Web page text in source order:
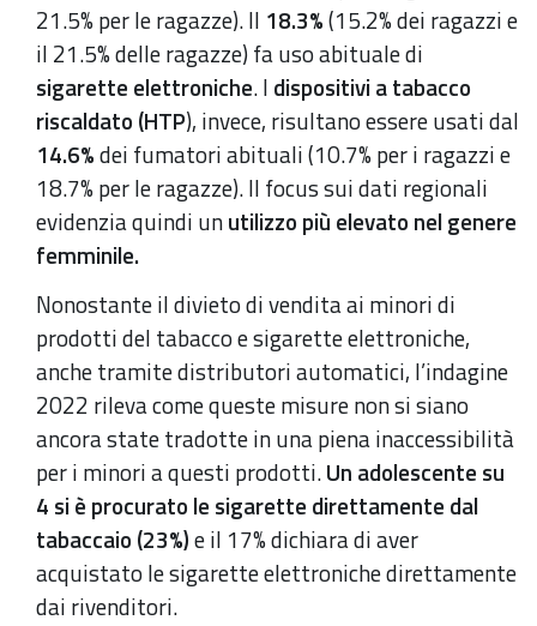
21.5% per le ragazze). Il 18.3%(15.2% dei ragazzi e
il 21.5% delle ragazze) fa uso abituale di
sigarette elettroniche. I dispositivi a tabacco
riscaldato (HTP), invece, risultano essere usati dal
14.6%dei fumatori abituali (10.7% per i ragazzi e
18.7% per le ragazze). Il focus sui dati regionali
evidenzia quindi unutilizzo più elevato nel genere
femminile.
Nonostante il divieto di vendita ai minori di
prodotti del tabacco e sigarette elettroniche,
anche tramite distributori automatici, l’indagine
2022 rileva come queste misure non si siano
ancora state tradotte in una piena inaccessibilità
per i minori a questi prodotti.Un adolescente su
4 si è procurato le sigarette direttamente dal
tabaccaio (23%)e il 17% dichiara di aver
acquistato le sigarette elettroniche direttamente
dai rivenditori.